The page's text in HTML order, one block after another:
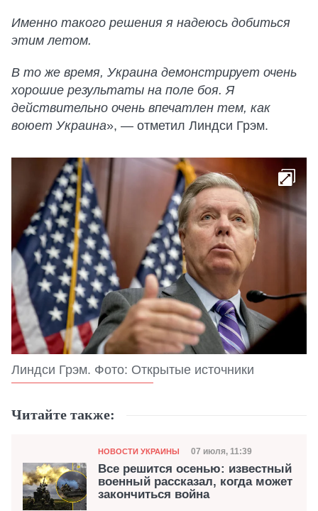
Именно такого решения я надеюсь добиться
этим летом.
В то же время, Украина демонстрирует очень
хорошие результаты на поле боя. Я
действительно очень впечатлен тем, как
воюет Украина», — отметил Линдси Грэм.
Линдси Грэм. Фото: Открытые источники
Читайте также:
Категория
НОВОСТИ УКРАИНЫ Дата публикации
07 июля, 11:39
Все решится осенью: известный
военный рассказал, когда может
закончиться война